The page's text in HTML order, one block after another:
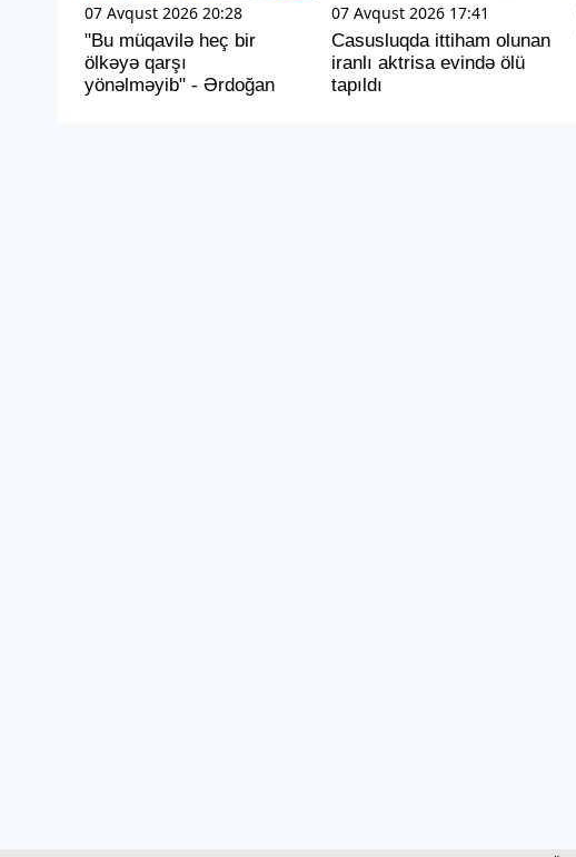
07 Avqust 2026 20:28
"Bu müqavilə heç bir
ölkəyə qarşı
yönəlməyib" - Ərdoğan
07 Avqust 2026 17:41
Casusluqda ittiham olunan
iranlı aktrisa evində ölü
tapıldı